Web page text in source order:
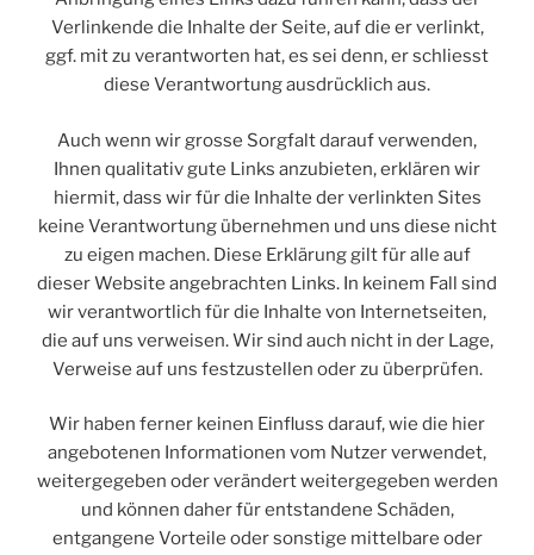
Verlinkende die Inhalte der Seite, auf die er verlinkt,
ggf. mit zu verantworten hat, es sei denn, er schliesst
diese Verantwortung ausdrücklich aus.
Auch wenn wir grosse Sorgfalt darauf verwenden,
Ihnen qualitativ gute Links anzubieten, erklären wir
hiermit, dass wir für die Inhalte der verlinkten Sites
keine Verantwortung übernehmen und uns diese nicht
zu eigen machen. Diese Erklärung gilt für alle auf
dieser Website angebrachten Links. In keinem Fall sind
wir verantwortlich für die Inhalte von Internetseiten,
die auf uns verweisen. Wir sind auch nicht in der Lage,
Verweise auf uns festzustellen oder zu überprüfen.
Wir haben ferner keinen Einfluss darauf, wie die hier
angebotenen Informationen vom Nutzer verwendet,
weitergegeben oder verändert weitergegeben werden
und können daher für entstandene Schäden,
entgangene Vorteile oder sonstige mittelbare oder